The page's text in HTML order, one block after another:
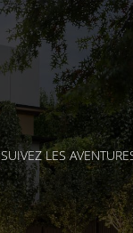
SUIVEZ LES